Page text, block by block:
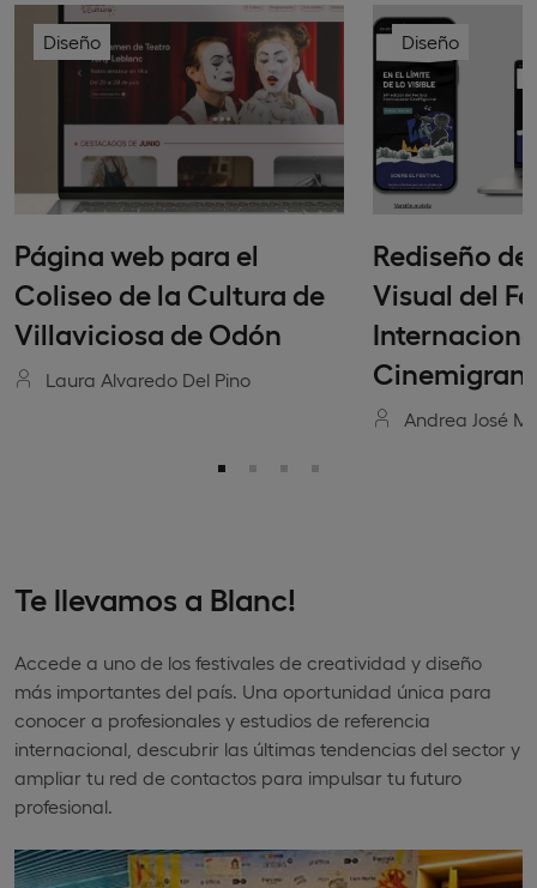
Diseño
Página web para el
Coliseo de la Cultura de
Villaviciosa de Odón
Laura Alvaredo Del Pino
Diseño
Rediseño
Visual del
Andrea José
Te llevamos a Blanc!
Accede a uno de los festivales de creatividad y diseño
más importantes del país. Una oportunidad única para
conocer a profesionales y estudios de referencia
internacional, descubrir las últimas tendencias del sector y
ampliar tu red de contactos para impulsar tu futuro
profesional.